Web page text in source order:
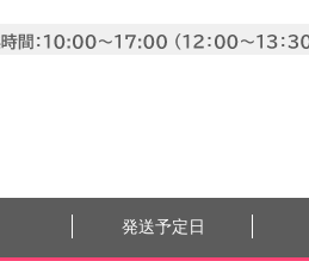
発送予定日